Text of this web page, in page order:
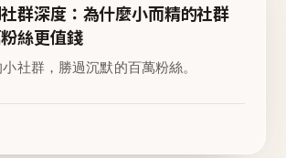
群深度：為什麼小而精的社群
絲更值錢
社群，勝過沉默的百萬粉絲。